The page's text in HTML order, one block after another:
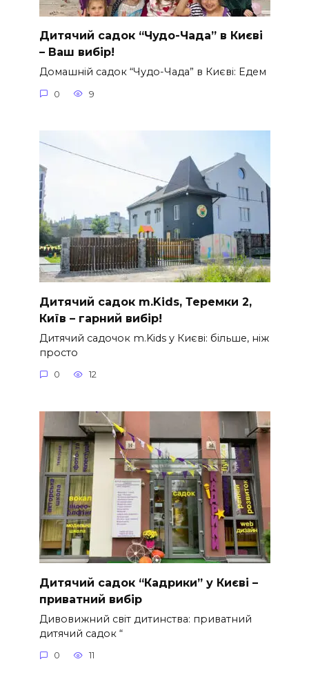
Дитячий садок “Чудо-Чада” в Києві
– Ваш вибір!
Домашній садок “Чудо-Чада” в Києві: Едем
0 9
Дитячий садок m.Kids, Теремки 2,
Київ – гарний вибір!
Дитячий садочок m.Kids у Києві: більше, ніж
просто
0 12
Дитячий садок “Кадрики” у Києві –
приватний вибір
Дивовижний світ дитинства: приватний
дитячий садок “
0 11